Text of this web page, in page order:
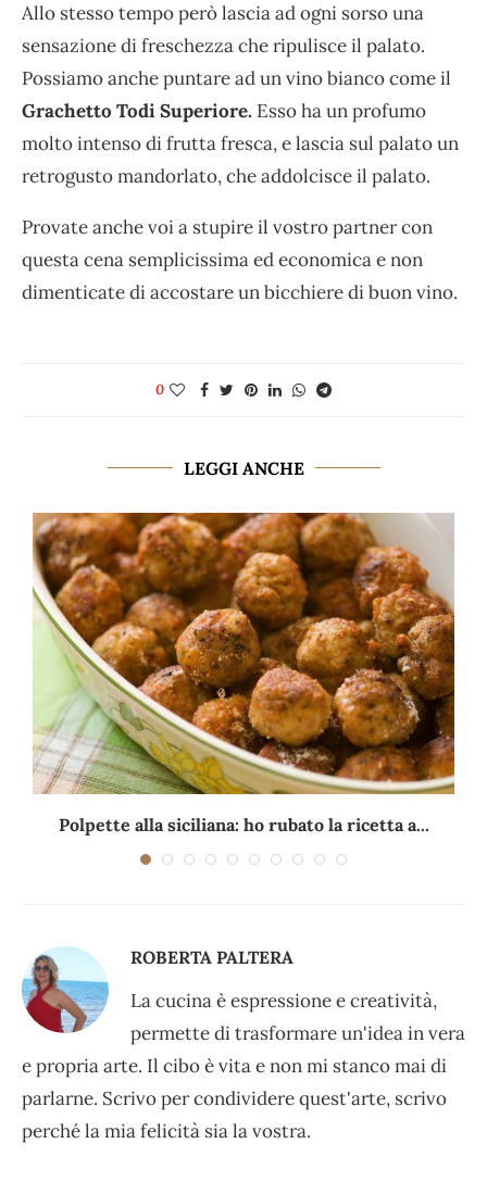
Allo stesso tempo però lascia ad ogni sorso una
sensazione di freschezza che ripulisce il palato.
Possiamo anche puntare ad un vino bianco come il
Grachetto Todi Superiore. Esso ha un profumo
molto intenso di frutta fresca, e lascia sul palato un
retrogusto mandorlato, che addolcisce il palato.
Provate anche voi a stupire il vostro partner con
questa cena semplicissima ed economica e non
dimenticate di accostare un bicchiere di buon vino.
0
LEGGI ANCHE
Polpette alla siciliana: ho rubato la ricetta a...
ROBERTA PALTERA
La cucina è espressione e creatività,
permette di trasformare un'idea in vera
e propria arte. Il cibo è vita e non mi stanco mai di
parlarne. Scrivo per condividere quest'arte, scrivo
perché la mia felicità sia la vostra.